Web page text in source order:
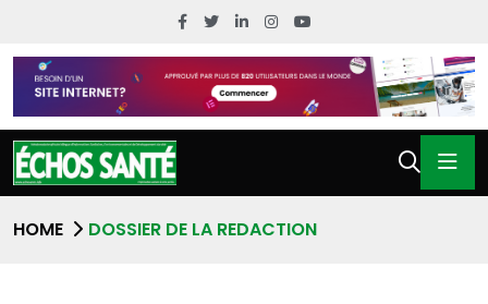
HOME DOSSIER DE LA REDACTION